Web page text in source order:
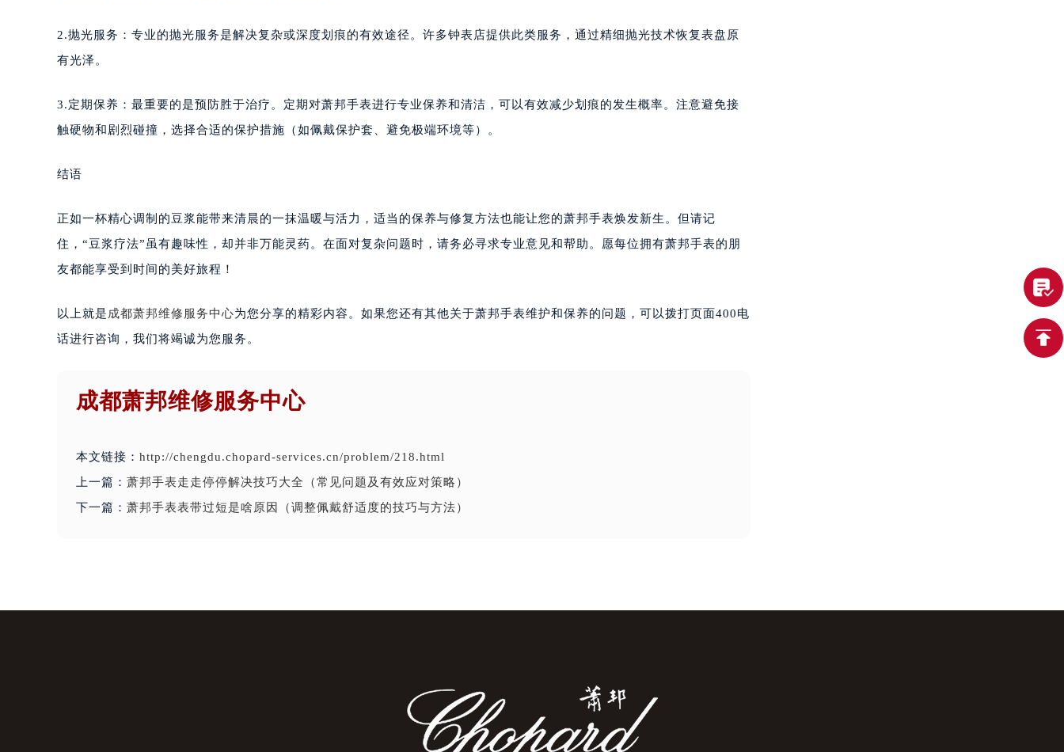
2.抛光服务：专业的抛光服务是解决复杂或深度划痕的有效途径。许多钟表店提供此类服务，通过精细抛光技术恢复表盘原
有光泽。
3.定期保养：最重要的是预防胜于治疗。定期对萧邦手表进行专业保养和清洁，可以有效减少划痕的发生概率。注意避免接
触硬物和剧烈碰撞，选择合适的保护措施（如佩戴保护套、避免极端环境等）。
结语
正如一杯精心调制的豆浆能带来清晨的一抹温暖与活力，适当的保养与修复方法也能让您的萧邦手表焕发新生。但请记
住，“豆浆疗法”虽有趣味性，却并非万能灵药。在面对复杂问题时，请务必寻求专业意见和帮助。愿每位拥有萧邦手表的朋
友都能享受到时间的美好旅程！
以上就是 成都萧邦维修服务中心为您分享的精彩内容。如果您还有其他关于萧邦手表维护和保养的问题，可以拨打页面400电
话进行咨询，我们将竭诚为您服务。
成都萧邦维修服务中心
本文链接： http://chengdu.chopard-services.cn/problem/218.html
上一篇： 萧邦手表走走停停解决技巧大全（常见问题及有效应对策略）
下一篇： 萧邦手表表带过短是啥原因（调整佩戴舒适度的技巧与方法）